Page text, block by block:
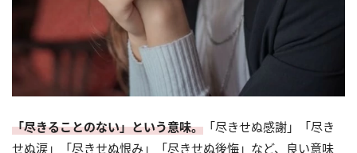
「尽きることのない」という意味。 「尽きせぬ感謝」「尽き
せぬ涙」「尽きせぬ恨み」「尽きせぬ後悔」など、良い意味